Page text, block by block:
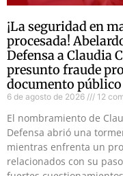
¡La seguridad en
procesada!
Defensa a Claudia
presunto fraude
documento público
6 de agosto de 2026 12
El nombramiento de
Defensa abrió una
mientras enfrenta un
relacionados con su